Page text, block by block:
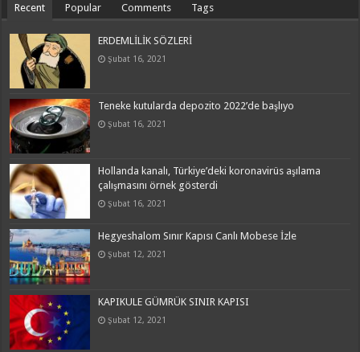
Recent Popular Comments Tags
ERDEMLİLİK SÖZLERİ
Şubat 16, 2021
Teneke kutularda depozito 2022’de başlıyo
Şubat 16, 2021
Hollanda kanalı, Türkiye’deki koronavirüs aşılama
çalışmasını örnek gösterdi
Şubat 16, 2021
Hegyeshalom Sınır Kapısı Canlı Mobese İzle
Şubat 12, 2021
KAPIKULE GÜMRÜK SINIR KAPISI
Şubat 12, 2021